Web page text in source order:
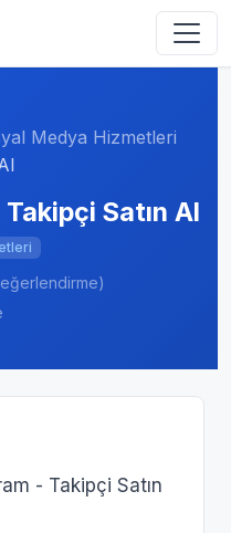
Medya Hizmetleri
Satın Al
- Takipçi Satın